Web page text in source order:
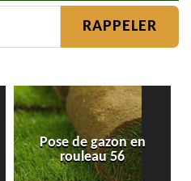
Pose de gazon en
rouleau 56